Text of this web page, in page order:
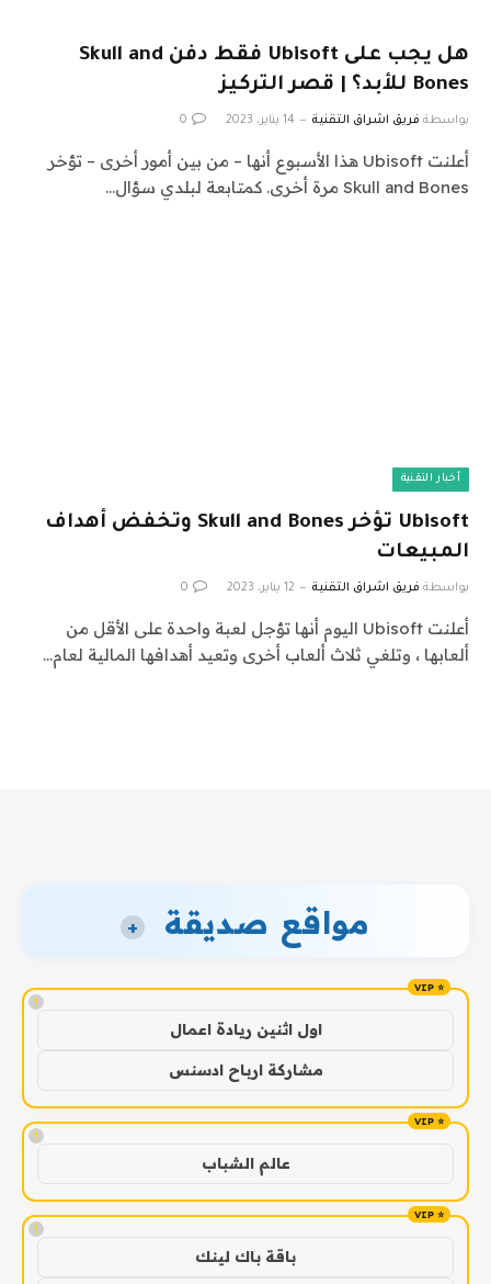
هل يجب على Ubisoft فقط دفن Skull and
Bones للأبد؟ | قصر التركيز
بواسطة فريق اشراق التقنية 14 يناير، 2023 0
أعلنت Ubisoft هذا الأسبوع أنها – من بين أمور أخرى – تؤخر
Skull and Bones مرة أخرى. كمتابعة لبلدي سؤال…
أخبار التقنية
Ubisoft تؤخر Skull and Bones وتخفض أهداف
المبيعات
بواسطة فريق اشراق التقنية 12 يناير، 2023 0
أعلنت Ubisoft اليوم أنها تؤجل لعبة واحدة على الأقل من
ألعابها ، وتلغي ثلاث ألعاب أخرى وتعيد أهدافها المالية لعام…
مواقع صديقة +
!
اول اثنين ريادة اعمال
مشاركة ارباح ادسنس
!
عالم الشباب
!
باقة باك لينك